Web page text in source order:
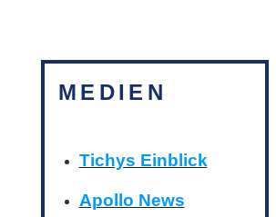
MEDIEN
Tichys Einblick
Apollo News